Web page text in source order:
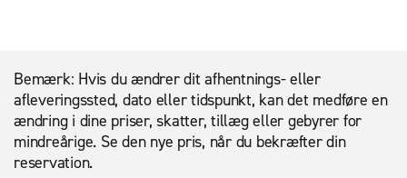
Bemærk: Hvis du ændrer dit afhentnings- eller
afleveringssted, dato eller tidspunkt, kan det medføre en
ændring i dine priser, skatter, tillæg eller gebyrer for
mindreårige. Se den nye pris, når du bekræfter din
reservation.